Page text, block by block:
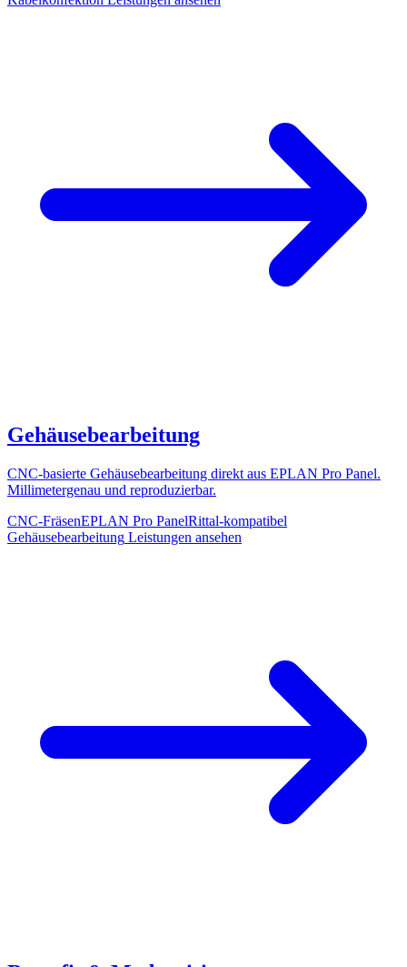
Gehäusebearbeitung
CNC-basierte Gehäusebearbeitung direkt aus EPLAN Pro Panel.
Millimetergenau und reproduzierbar.
CNC-FräsenEPLAN Pro PanelRittal-kompatibel
Gehäusebearbeitung Leistungen ansehen